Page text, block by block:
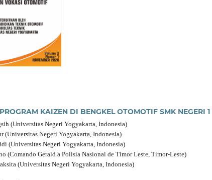
KAIZEN DI BENGKEL OTOMOTIF SMK NEGERI
(Universitas Negeri Yogyakarta, Indonesia)
(Universitas Negeri Yogyakarta, Indonesia)
(Universitas Negeri Yogyakarta, Indonesia)
(Comando Gerald a Polisia Nasional de Timor Leste, Timor-Leste)
(Universitas Negeri Yogyakarta, Indonesia)